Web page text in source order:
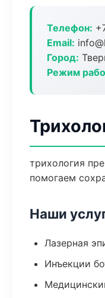
Телефон:
Email:
Город:
Режим
трихология
помогаем
Наши
Лазерная
Инъекции